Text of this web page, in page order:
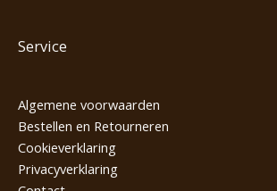
Service
Algemene voorwaarden
Bestellen en Retourneren
Cookieverklaring
Privacyverklaring